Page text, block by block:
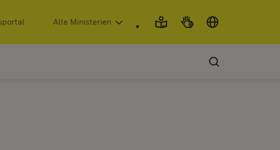
(Öffnet in neuem Fenster)
Alle Ministerien